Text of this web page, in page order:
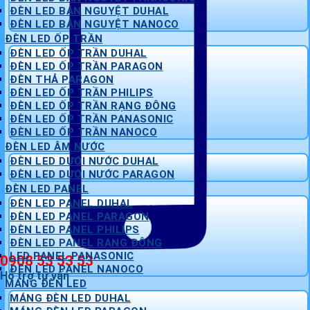
0908 53 53 53
Hỗ trợ tư vấn
ĐÈN LED BÁN NGUYỆT DUHAL
ĐÈN LED BÁN NGUYỆT NANOCO
ĐÈN LED ỐP TRẦN
ĐÈN LED ỐP TRẦN DUHAL
ĐÈN LED ỐP TRẦN PARAGON
ĐÈN THẢ PARAGON
ĐÈN LED ỐP TRẦN PHILIPS
ĐÈN LED ỐP TRẦN RẠNG ĐÔNG
ĐÈN LED ỐP TRẦN PANASONIC
ĐÈN LED ỐP TRẦN NANOCO
ĐÈN LED ÂM NƯỚC
ĐÈN LED DƯỚI NƯỚC DUHAL
ĐÈN LED DƯỚI NƯỚC PARAGON
ĐÈN LED PANEL
ĐÈN LED PANEL DUHAL
ĐÈN LED PANEL PARAGON
ĐÈN LED PANEL PHILIPS
ĐÈN LED PANEL RẠNG ĐÔNG
LED PANEL PANASONIC
ĐÈN LED PANEL NANOCO
MÁNG ĐÈN LED
MÁNG ĐÈN LED DUHAL